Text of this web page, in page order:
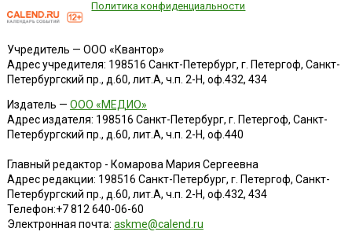
Политика конфиденциальности
Учредитель — ООО «Квантор»
Адрес учредителя: 198516 Санкт-Петербург, г. Петергоф, Санкт-
Петербургский пр., д.60, лит.А, ч.п. 2-Н, оф.432, 434
Издатель — ООО «МЕДИО»
Адрес издателя: 198516 Санкт-Петербург, г. Петергоф, Санкт-
Петербургский пр., д.60, лит.А, ч.п. 2-Н, оф.440
Главный редактор - Комарова Мария Сергеевна
Адрес редакции: 198516 Санкт-Петербург, г. Петергоф, Санкт-
Петербургский пр., д.60, лит.А, ч.п. 2-Н, оф.432, 434
Телефон:+7 812 640-06-60
Электронная почта: askme@calend.ru